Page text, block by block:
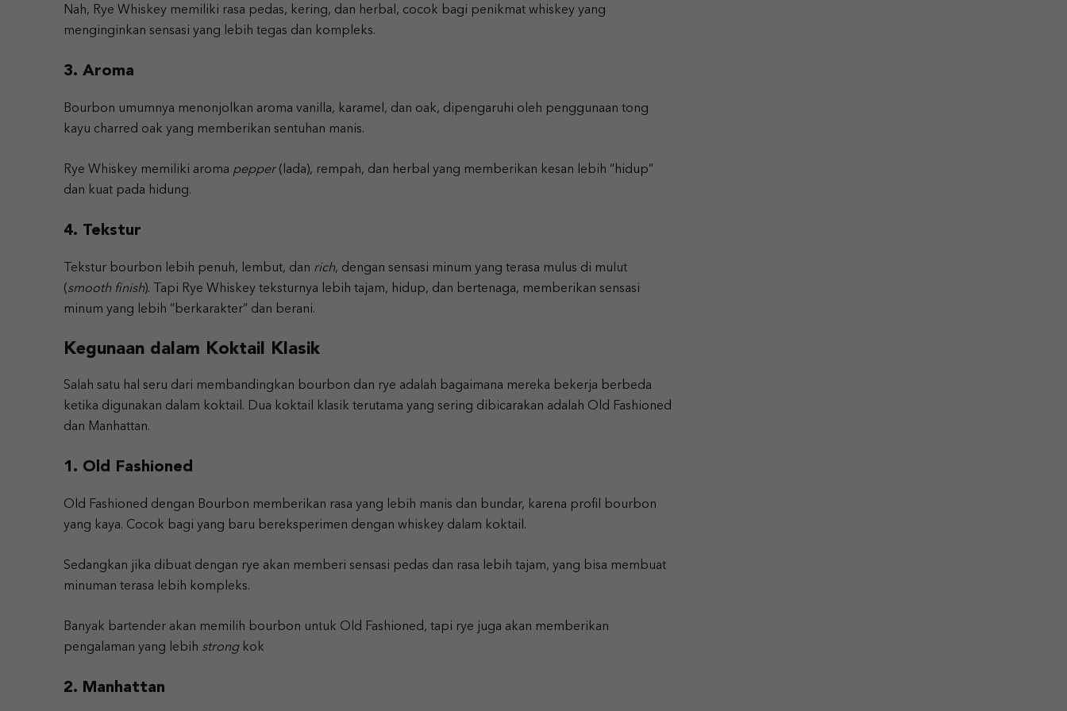
Nah, Rye Whiskey memiliki rasa pedas, kering, dan herbal, cocok bagi penikmat whiskey yang
menginginkan sensasi yang lebih tegas dan kompleks.
3. Aroma
Bourbon umumnya menonjolkan aroma vanilla, karamel, dan oak, dipengaruhi oleh penggunaan tong
kayu charred oak yang memberikan sentuhan manis.
Rye Whiskey memiliki aroma pepper(lada), rempah, dan herbal yang memberikan kesan lebih “hidup”
dan kuat pada hidung.
4. Tekstur
Tekstur bourbon lebih penuh, lembut, dan rich, dengan sensasi minum yang terasa mulus di mulut
(smooth finish). Tapi Rye Whiskey teksturnya lebih tajam, hidup, dan bertenaga, memberikan sensasi
minum yang lebih “berkarakter” dan berani.
Kegunaan dalam Koktail Klasik
Salah satu hal seru dari membandingkan bourbon dan rye adalah bagaimana mereka bekerja berbeda
ketika digunakan dalam koktail. Dua koktail klasik terutama yang sering dibicarakan adalah Old Fashioned
dan Manhattan.
1. Old Fashioned
Old Fashioned dengan Bourbon memberikan rasa yang lebih manis dan bundar, karena profil bourbon
yang kaya. Cocok bagi yang baru bereksperimen dengan whiskey dalam koktail.
Sedangkan jika dibuat dengan rye akan memberi sensasi pedas dan rasa lebih tajam, yang bisa membuat
minuman terasa lebih kompleks.
Banyak bartender akan memilih bourbon untuk Old Fashioned, tapi rye juga akan memberikan
pengalaman yang lebih strongkok
2. Manhattan